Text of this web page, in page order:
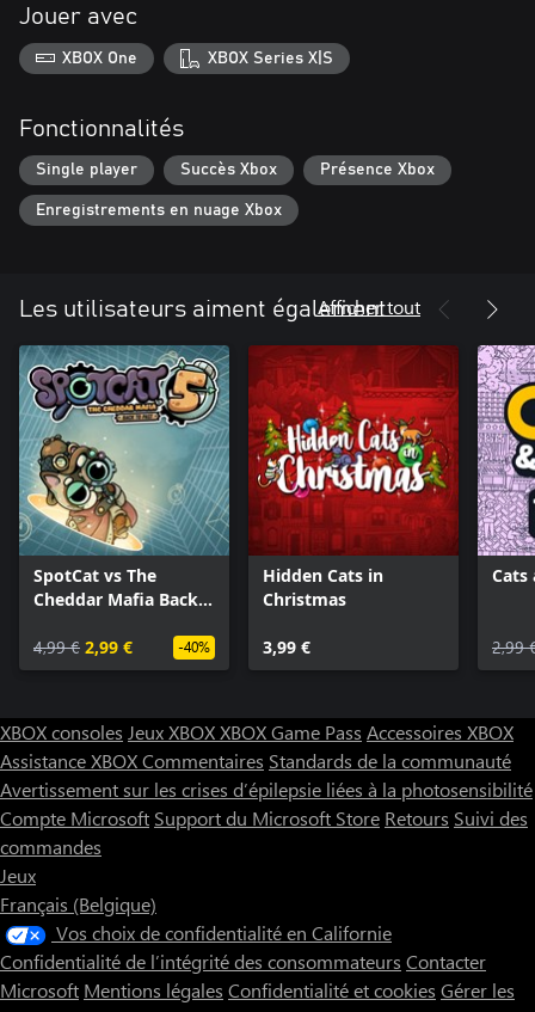
Jouer avec
XBOX One XBOX Series X|S
Fonctionnalités
Single player Succès Xbox Présence Xbox
Enregistrements en nuage Xbox
Les utilisateurs aiment également
Afficher tout
SpotCat vs The
Cheddar Mafia Back
4,99 € 2,99 € -40%
Hidden Cats in
Christmas
3,99 €
Cats
2,99
XBOX consoles Jeux XBOXXBOX Game Pass Accessoires XBOX
Assistance XBOXCommentaires Standards de la communauté
Avertissement sur les crises d’épilepsie liées à la photosensibilité
Compte Microsoft Support du Microsoft Store Retours Suivi des
commandes
Jeux
Français (Belgique)
Vos choix de confidentialité en Californie
Confidentialité de l’intégrité des consommateurs Contacter
Microsoft Mentions légales Confidentialité et cookies Gérer les